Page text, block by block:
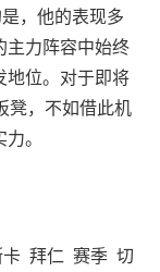
，他的表现多
主力阵容中始终
地位。对于即将
凳，不如借此机
。
拜仁 赛季 切